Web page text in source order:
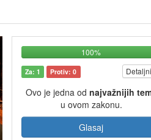
100%
Za: 1 Protiv: 0
Ovo je jedna od najvažnijih
u ovom zakonu.
Glasaj